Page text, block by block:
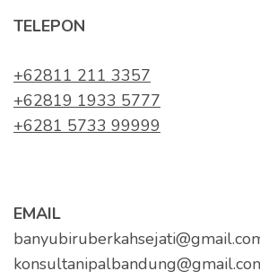
TELEPON
+62811 211 3357
+62819 1933 5777
+6281 5733 99999
EMAIL